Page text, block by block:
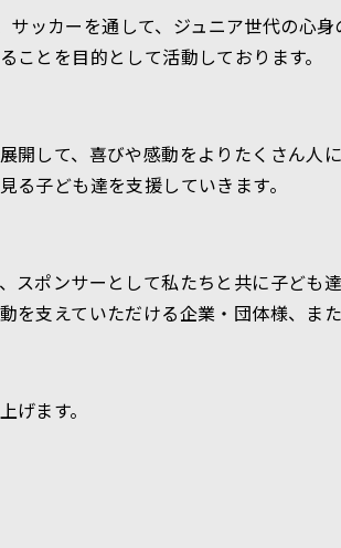
ッカーを通して、ジュニア世代の心身
とを目的として活動しております。
開して、喜びや感動をよりたくさん人
子ども達を支援していきます。
スポンサーとして私たちと共に子ども
支えていただける企業・団体様、ま
げます。